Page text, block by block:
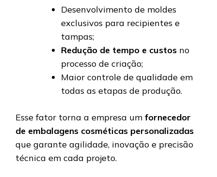
Desenvolvimento de moldes
exclusivos para recipientes e
tampas;
Redução de tempo e custos no
processo de criação;
Maior controle de qualidade em
todas as etapas de produção.
Esse fator torna a empresa um fornecedor
de embalagens cosméticas personalizadas
que garante agilidade, inovação e precisão
técnica em cada projeto.